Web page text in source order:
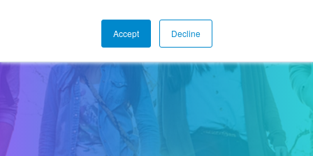
Accept Decline
Reimaginando la Trayectoria
del Estudiante